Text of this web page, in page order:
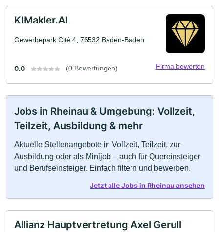
KIMakler.AI
Gewerbepark Cité 4, 76532 Baden-Baden
0.0 (0 Bewertungen) Firma bewerten
Jobs in Rheinau & Umgebung: Vollzeit,
Teilzeit, Ausbildung & mehr
Aktuelle Stellenangebote in Vollzeit, Teilzeit, zur
Ausbildung oder als Minijob – auch für Quereinsteiger
und Berufseinsteiger. Einfach filtern und bewerben.
Jetzt alle Jobs in Rheinau ansehen
Allianz Hauptvertretung Axel Gerull